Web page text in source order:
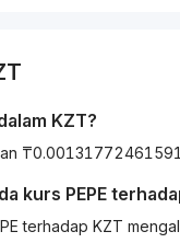
KZT?
kurs PEPE
terhadap KZT